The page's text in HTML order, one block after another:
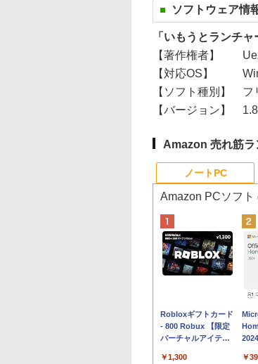
ソフトウェア情
「いもうとランチャ
【著作権者】
【対応OS】
【ソフト種別】
フ
【バージョン】
Amazon 売れ筋ラ
ノートPC
Apple 2026
MacBook Neo A18
Proチップ搭載13イ
AIとApple
￥162,598
15.6
ン
￥
Amazon PCソフ
Robloxギフトカード
- 800 Robux 【限定
バーチャルアイテム
ンゲームコード】 ロ
￥1,300
版
￥